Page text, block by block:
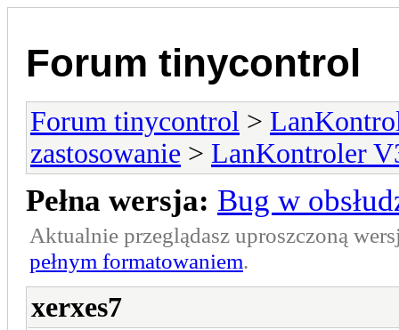
Forum tinycontrol
Forum tinycontrol >
zastosowanie > LanKontroler
Pełna wersja: Bug w
Aktualnie przeglądasz uproszczoną
pełnym formatowaniem.
xerxes7